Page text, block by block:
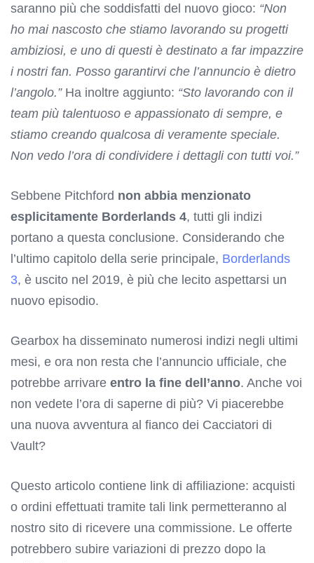
saranno più che soddisfatti del nuovo gioco: “Non
ho mai nascosto che stiamo lavorando su progetti
ambiziosi, e uno di questi è destinato a far impazzire
i nostri fan. Posso garantirvi che l’annuncio è dietro
l’angolo.”Ha inoltre aggiunto: “Sto lavorando con il
team più talentuoso e appassionato di sempre, e
stiamo creando qualcosa di veramente speciale.
Non vedo l’ora di condividere i dettagli con tutti voi.”
Sebbene Pitchford non abbia menzionato
esplicitamente Borderlands 4, tutti gli indizi
portano a questa conclusione. Considerando che
l’ultimo capitolo della serie principale, Borderlands
3, è uscito nel 2019, è più che lecito aspettarsi un
nuovo episodio.
Gearbox ha disseminato numerosi indizi negli ultimi
mesi, e ora non resta che l’annuncio ufficiale, che
potrebbe arrivare entro la fine dell’anno. Anche voi
non vedete l’ora di saperne di più? Vi piacerebbe
una nuova avventura al fianco dei Cacciatori di
Vault?
Questo articolo contiene link di affiliazione: acquisti
o ordini effettuati tramite tali link permetteranno al
nostro sito di ricevere una commissione. Le offerte
potrebbero subire variazioni di prezzo dopo la